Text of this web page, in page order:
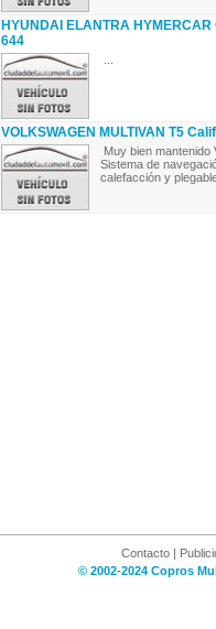
HYUNDAI ELANTRA HYMERCAR
644
VOLKSWAGEN MULTIVAN T5
Muy bien
Sistema de
calefacción y
Contacto |
© 2002-2024 Copros